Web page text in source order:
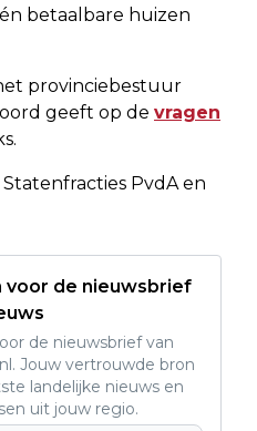
betaalbare huizen
provinciebestuur
geeft op de vragen
PvdA en
voor de nieuwsbrief
de nieuwsbrief van
Jouw vertrouwde bron
landelijke nieuws en
uit jouw regio.